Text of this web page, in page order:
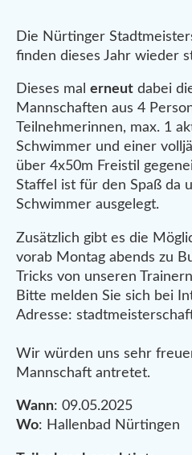
Die Nürtinger
finden dieses Jahr wieder
Dieses mal erneut dabei
Mannschaften aus 4
Teilnehmerinnen, max. 1
Schwimmer und einer
über 4x50m Freistil
Staffel ist für den Spaß da
Schwimmer ausgelegt.
Zusätzlich gibt es die
vorab Montag abends zu
Tricks von unseren
Bitte melden Sie sich bei
Adresse:
Wir würden uns sehr
Mannschaft antretet.
Wann: 09.05.2025
Wo: Hallenbad Nürtingen